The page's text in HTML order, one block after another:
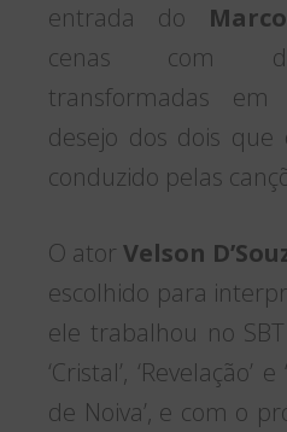
entrada do
cenas com
transformadas
desejo dos dois que
conduzido pelas
O ator Velson
escolhido para
ele trabalhou no
‘Cristal’, ‘Revelação’
de Noiva’, e com o